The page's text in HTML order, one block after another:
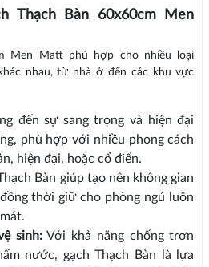
Thạch Bàn 60x60cm Men
Men Matt phù hợp cho nhiều loại
nhau, từ nhà ở đến các khu vực
đến sự sang trọng và hiện đại
phù hợp với nhiều phong cách
hiện đại, hoặc cổ điển.
Bàn giúp tạo nên không gian
thời giữ cho phòng ngủ luôn
sinh:Với khả năng chống trơn
nước, gạch Thạch Bàn là lựa